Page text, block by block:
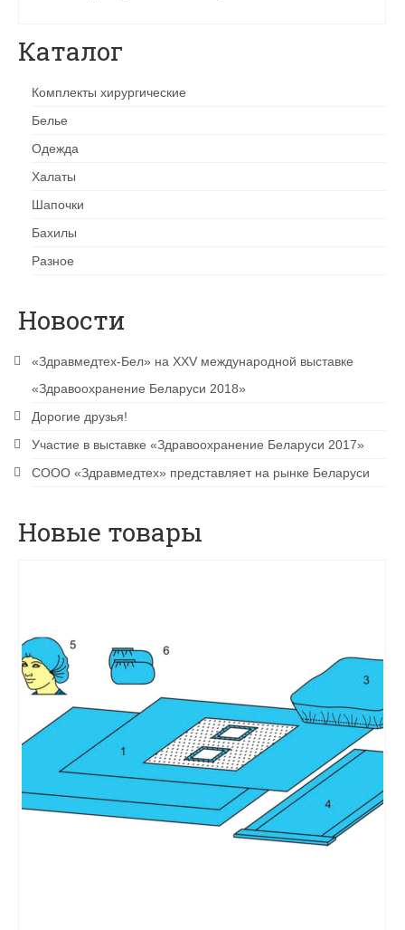
Каталог
Комплекты хирургические
Белье
Одежда
Халаты
Шапочки
Бахилы
Разное
Новости
«Здравмедтех-Бел» на XXV международной выставке
«Здравоохранение Беларуси 2018»
Дорогие друзья!
Участие в выставке «Здравоохранение Беларуси 2017»
CООО «Здравмедтех» представляет на рынке Беларуси
Новые товары